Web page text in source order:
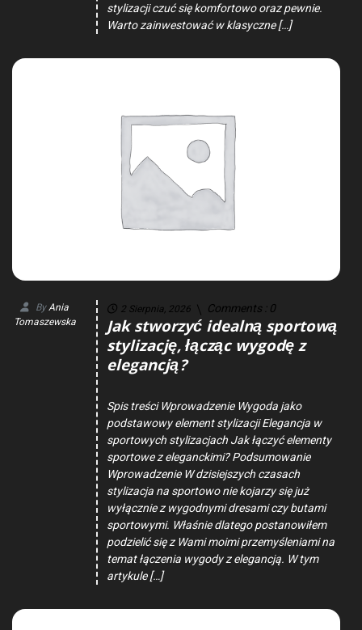
stylizacji czuć się komfortowo oraz pewnie.
Warto zainwestować w klasyczne […]
By Ania
Tomaszewska
2 Sierpnia, 2026 Comments : 0
Jak stworzyć idealną sportową
stylizację, łącząc wygodę z
elegancją?
Spis treści Wprowadzenie Wygoda jako
podstawowy element stylizacji Elegancja w
sportowych stylizacjach Jak łączyć elementy
sportowe z eleganckimi? Podsumowanie
Wprowadzenie W dzisiejszych czasach
stylizacja na sportowo nie kojarzy się już
wyłącznie z wygodnymi dresami czy butami
sportowymi. Właśnie dlatego postanowiłem
podzielić się z Wami moimi przemyśleniami na
temat łączenia wygody z elegancją. W tym
artykule […]